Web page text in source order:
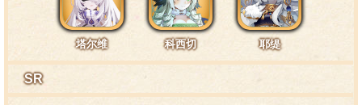
互动台词7·通常1
……唔……对了，用那个试试……嗯？剧、剧团长，
塔尔维 科西切 耶缇
SR